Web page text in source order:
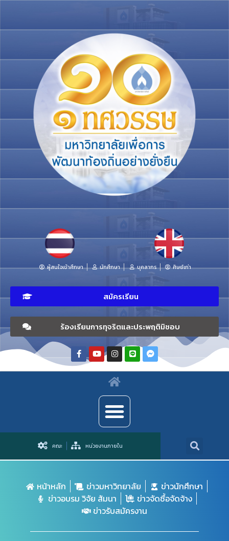
ผู้สนใจเข้าศึกษา นักศึกษา บุคลากร ศิษย์เก่า
สมัครเรียน
ร้องเรียนการทุจริตและประพฤติมิชอบ
คณะ หน่วยงานภายใน
หน้าหลัก ข่าวมหาวิทยาลัย
ข่าวนักศึกษา
ข่าวอบรม วิจัย สัมนา
ข่าวจัดซื้อจัดจ้าง
ข่าวรับสมัครงาน